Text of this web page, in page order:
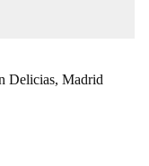
Delicias, Madrid